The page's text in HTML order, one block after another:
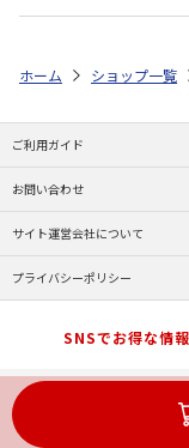
ホーム ショップ一覧
ご利用ガイド
お問い合わせ
サイト運営会社について
プライバシーポリシー
SNSでお得な情